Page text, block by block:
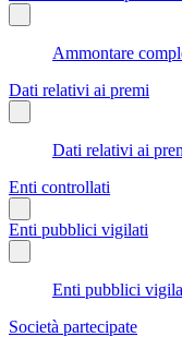
Ammontare
Dati relativi ai premi
Dati relativi ai
Enti controllati
Enti pubblici vigilati
Enti pubblici
Società partecipate